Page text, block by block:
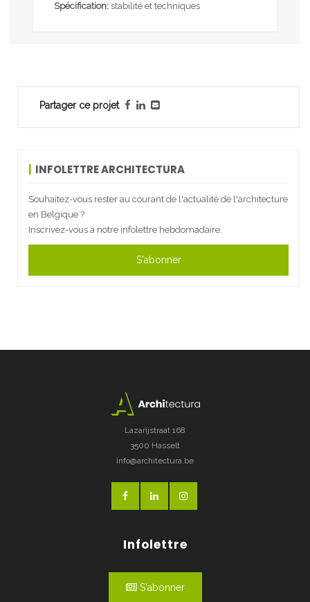
Partager ce projet
INFOLETTRE ARCHITECTURA
Souhaitez-vous rester au courant de l'actualité de l'architecture
en Belgique ?
Inscrivez-vous à notre infolettre hebdomadaire.
S'abonner
Spécification: stabilité et techniques
Lazarijstraat 168
3500 Hasselt
info@architectura.be
Infolettre
S'abonner